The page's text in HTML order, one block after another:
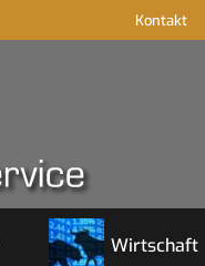
Kontakt
Wirtschaft